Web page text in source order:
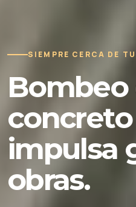
SIEMPRE CERCA DE
Bombeo
impulsa
obras.